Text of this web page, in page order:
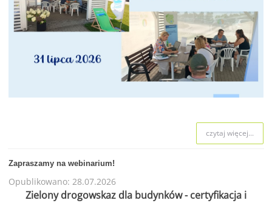
czytaj więcej...
Zapraszamy na webinarium!
Opublikowano: 28.07.2026
Zielony drogowskaz dla budynków - certyfikacja i